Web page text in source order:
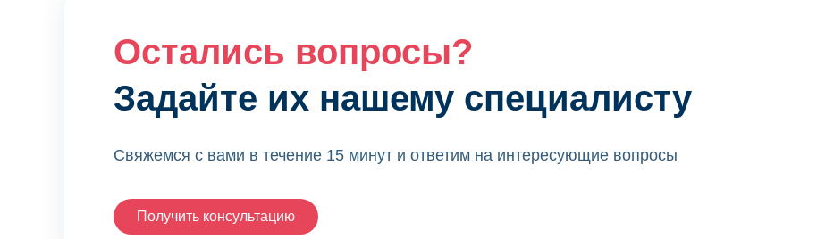
Остались вопросы?
Задайте их нашему специалисту
Свяжемся с вами в течение 15 минут и ответим на интересующие вопросы
Получить консультацию